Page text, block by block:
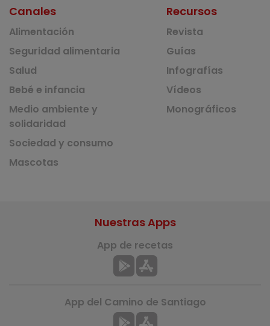
Canales
Alimentación
Seguridad alimentaria
Salud
Bebé e infancia
Medio ambiente y
solidaridad
Sociedad y consumo
Mascotas
Recursos
Revista
Guías
Infografías
Vídeos
Monográficos
Nuestras Apps
App de recetas
App del Camino de Santiago